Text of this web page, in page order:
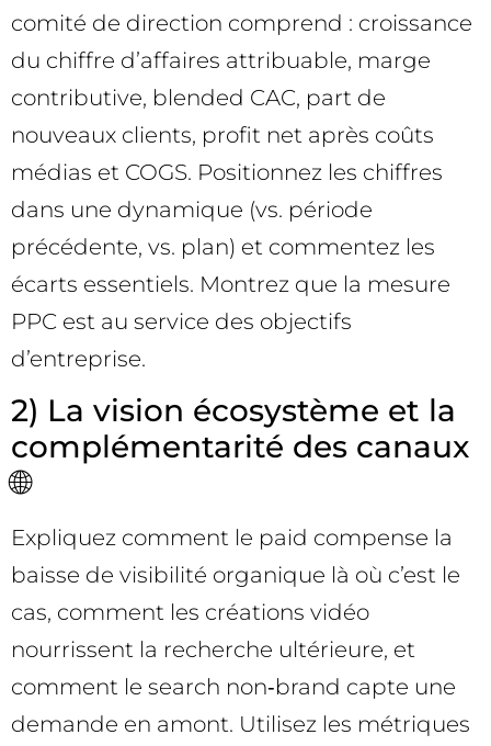
comité de direction comprend : croissance
du chiffre d’affaires attribuable, marge
contributive, blended CAC, part de
nouveaux clients, profit net après coûts
médias et COGS. Positionnez les chiffres
dans une dynamique (vs. période
précédente, vs. plan) et commentez les
écarts essentiels. Montrez que la mesure
PPC est au service des objectifs
d’entreprise.
2) La vision écosystème et la
complémentarité des canaux
🌐
Expliquez comment le paid compense la
baisse de visibilité organique là où c’est le
cas, comment les créations vidéo
nourrissent la recherche ultérieure, et
comment le search non‑brand capte une
demande en amont. Utilisez les métriques